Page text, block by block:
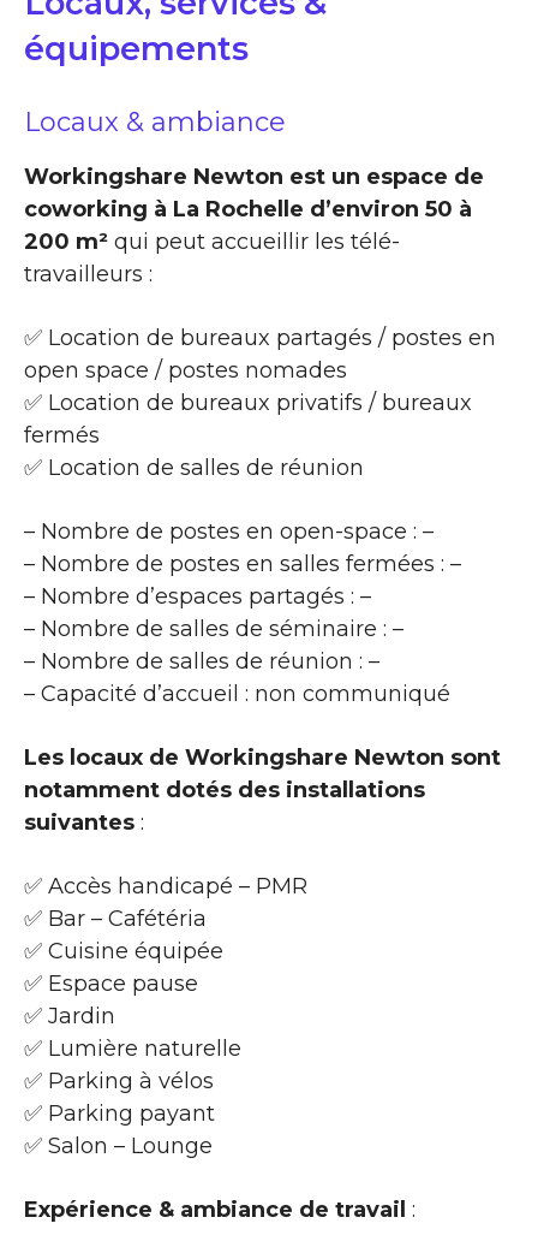
équipements
Locaux & ambiance
Workingshare Newton est un espace de
coworking à La Rochelle d’environ 50 à
200 m² qui peut accueillir les télé-
travailleurs :
✅ Location de bureaux partagés / postes en
open space / postes nomades
✅ Location de bureaux privatifs / bureaux
fermés
✅ Location de salles de réunion
– Nombre de postes en open-space : –
– Nombre de postes en salles fermées : –
– Nombre d’espaces partagés : –
– Nombre de salles de séminaire : –
– Nombre de salles de réunion : –
– Capacité d’accueil : non communiqué
Les locaux de Workingshare Newton sont
notamment dotés des installations
suivantes :
✅ Accès handicapé – PMR
✅ Bar – Cafétéria
✅ Cuisine équipée
✅ Espace pause
✅ Jardin
✅ Lumière naturelle
✅ Parking à vélos
✅ Parking payant
✅ Salon – Lounge
Expérience & ambiance de travail :